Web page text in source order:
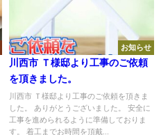
お知らせ
川西市 Ｔ様邸より工事のご依頼
を頂きました。
川西市 Ｔ様邸より工事のご依頼を頂きま
した。 ありがとうございました。 安全に
工事を進められるように準備しておりま
す。 着工までお時間を頂戴...